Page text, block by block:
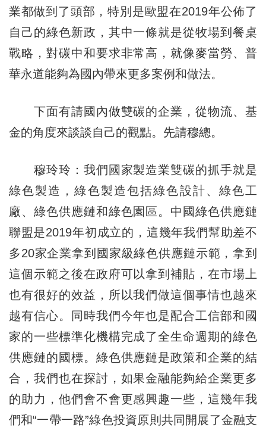
業都做到了頭部，特別是歐盟在2019年公佈了
自己的綠色新政，其中一條就是從牧場到餐桌
戰略，對碳中和要求非常高，就像麥當勞、普
華永道能夠為國內帶來更多案例和做法。
下面有請國內做雙碳的企業，從物流、基
金的角度來談談自己的觀點。先請穆總。
穆玲玲：我們國家製造業雙碳的抓手就是
綠色製造，綠色製造包括綠色設計、綠色工
廠、綠色供應鏈和綠色園區。中國綠色供應鏈
聯盟是2019年初成立的，這幾年我們幫助差不
多20家企業拿到國家級綠色供應鏈示範，拿到
這個示範之後在政府可以拿到補貼，在市場上
也有很好的效益，所以我們做這個事情也越來
越有信心。同時我們今年也是配合工信部和國
家的一些標準化機構完成了全生命週期的綠色
供應鏈的國標。綠色供應鏈是政策和企業的結
合，我們也在探討，如果金融能夠給企業更多
的助力，他們會不會更感興趣一些，這幾年我
們和“一帶一路”綠色投資原則共同開展了金融支